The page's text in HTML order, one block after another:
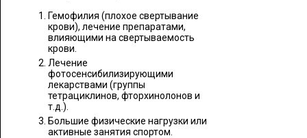
Гемофилия (плохое свертывание
крови), лечение препаратами,
влияющими на свертываемость
крови.
Лечение
фотосенсибилизирующими
лекарствами (группы
тетрациклинов, фторхинолонов и
т.д.).
Большие физические нагрузки или
активные занятия спортом.